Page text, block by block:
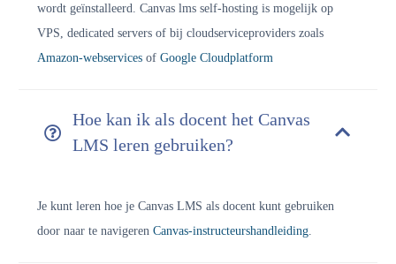
wordt geïnstalleerd. Canvas lms self-hosting is mogelijk op
VPS, dedicated servers of bij cloudserviceproviders zoals
Amazon-webservices of Google Cloudplatform
Hoe kan ik als docent het Canvas
LMS leren gebruiken?
Je kunt leren hoe je Canvas LMS als docent kunt gebruiken
door naar te navigeren Canvas-instructeurshandleiding